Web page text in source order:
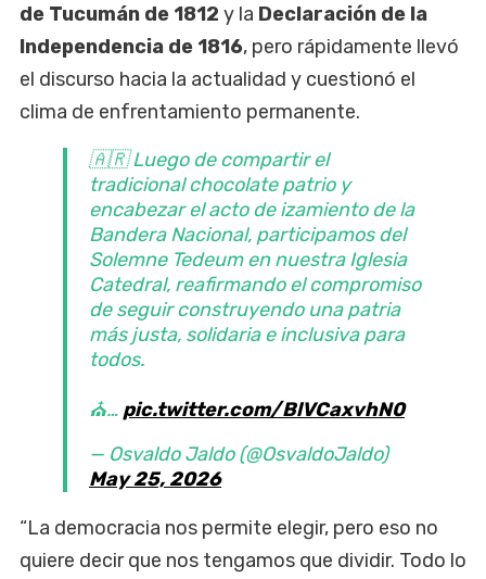
de Tucumán de 1812 y la Declaración de la
Independencia de 1816, pero rápidamente llevó
el discurso hacia la actualidad y cuestionó el
clima de enfrentamiento permanente.
🇦🇷 Luego de compartir el
tradicional chocolate patrio y
encabezar el acto de izamiento de la
Bandera Nacional, participamos del
Solemne Tedeum en nuestra Iglesia
Catedral, reafirmando el compromiso
de seguir construyendo una patria
más justa, solidaria e inclusiva para
todos.
⛪… pic.twitter.com/BlVCaxvhN0
— Osvaldo Jaldo (@OsvaldoJaldo)
May 25, 2026
“La democracia nos permite elegir, pero eso no
quiere decir que nos tengamos que dividir. Todo lo